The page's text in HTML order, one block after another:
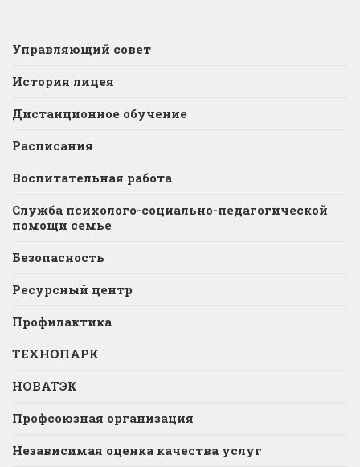
Управляющий совет
История лицея
Дистанционное обучение
Расписания
Воспитательная работа
Служба психолого-социально-педагогической
помощи семье
Безопасность
Ресурсный центр
Профилактика
ТЕХНОПАРК
НОВАТЭК
Профсоюзная организация
Независимая оценка качества услуг